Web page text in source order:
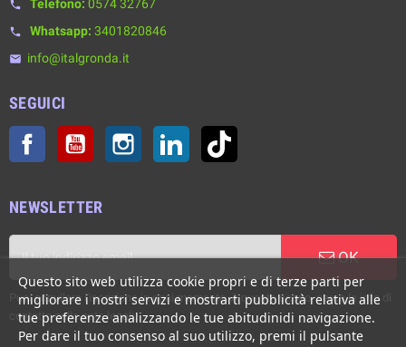
phone Telefono: 0574 32767
phone Whatsapp: 3401820846
email info@italgronda.it
SEGUICI
Facebook YouTube Instagram LinkedIn
NEWSLETTER
OK
Puoi annullare l'iscrizione in ogni momento. A questo scopo, cerca le info di
contatto nelle note legali.
Questo sito web utilizza cookie propri e di terze parti per
migliorare i nostri servizi e mostrarti pubblicità relativa alle
tue preferenze analizzando le tue abitudinidi navigazione.
Per dare il tuo consenso al suo utilizzo, premi il pulsante